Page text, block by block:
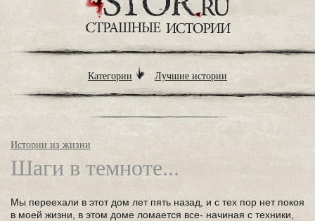
Категории Лучшие истории
Истории из жизни
Шаги в темноте...
Мы переехали в этот дом лет пять назад, и с тех пор нет покоя
в моей жизни, в этом доме ломается все- начиная с техники,